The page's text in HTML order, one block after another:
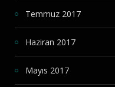
Temmuz 2017
Haziran 2017
Mayıs 2017